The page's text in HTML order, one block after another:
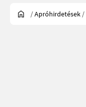
/Apróhirdetések /